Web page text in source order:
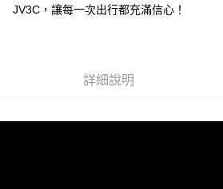
是否繳費成功／繳費後需取消欲退款等相關疑問
易，需依本服務之必要範圍內提供個人資料，
https://aftee.tw/terms/#terms3
每筆NT$60，滿NT$499(含以上)免運費
JV3C，讓每一次出行都充滿信心！
詳細說明